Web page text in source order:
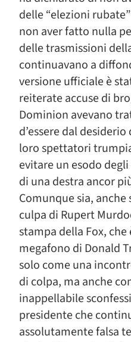
delle “elezioni
non aver fatto nulla
delle trasmissioni
continuavano a
versione ufficiale è
reiterate accuse di
Dominion avevano
d’essere dal
loro spettatori
evitare un esodo
di una destra ancor
Comunque sia,
culpa di Rupert
stampa della Fox,
megafono di Donald
solo come una
di colpa, ma anche
inappellabile
presidente che
assolutamente falsa